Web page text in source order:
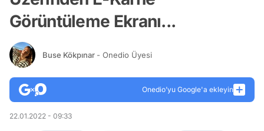
Görüntüleme Ekranı...
Buse Kökpınar - Onedio Üyesi
Onedio’yu Google'a ekleyin
22.01.2022 - 09:33